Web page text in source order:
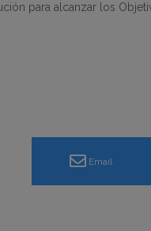
para alcanzar los
Email